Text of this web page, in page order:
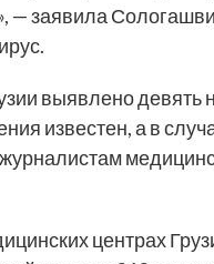
— заявила
выявлено
известен, а в
центрах